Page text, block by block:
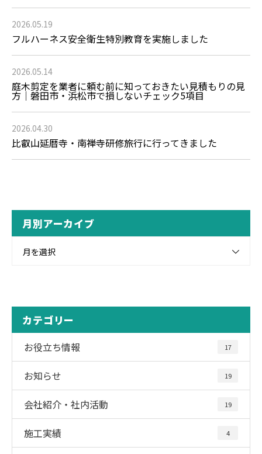
2026.05.19
フルハーネス安全衛生特別教育を実施しました
2026.05.14
庭木剪定を業者に頼む前に知っておきたい見積もりの見
方｜磐田市・浜松市で損しないチェック5項目
2026.04.30
比叡山延暦寺・南禅寺研修旅行に行ってきました
月別アーカイブ
月を選択
カテゴリー
お役立ち情報 17
お知らせ 19
会社紹介・社内活動 19
施工実績 4